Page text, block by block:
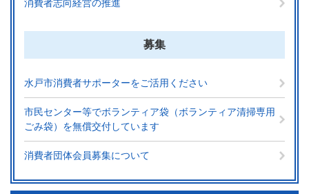
消費者志向経営の推進
募集
水戸市消費者サポーターをご活用ください
市民センター等でボランティア袋（ボランティア清掃専用
ごみ袋）を無償交付しています
消費者団体会員募集について